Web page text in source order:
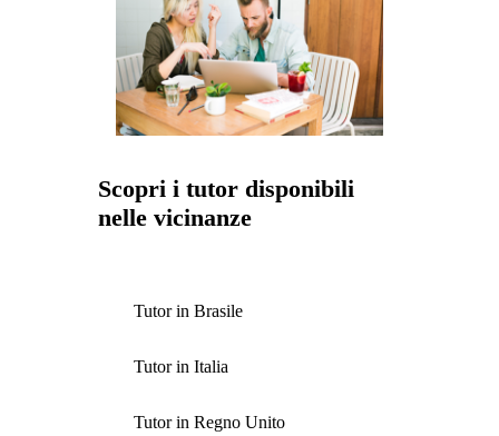
Scopri i tutor disponibili
nelle vicinanze
Tutor in Brasile
Tutor in Italia
Tutor in Regno Unito